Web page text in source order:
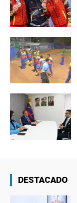
DESTACADO